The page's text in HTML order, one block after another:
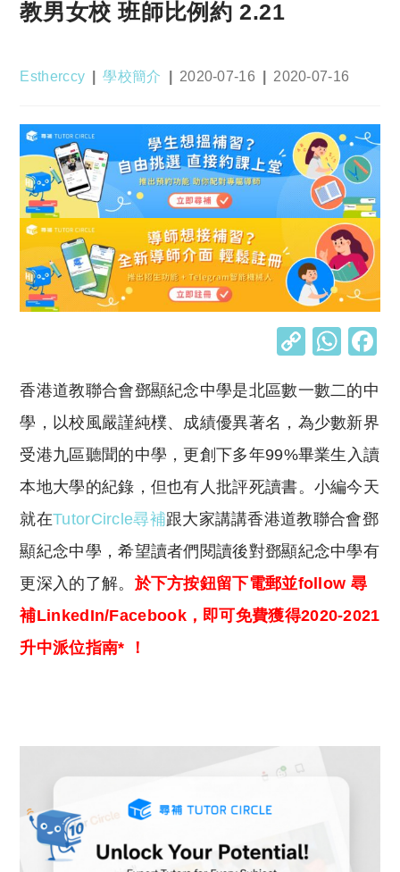
教男女校 班師比例約 2.21
Post
Estherccy
Post
學校簡介
Post
2020-07-16
Post
2020-07-16
C
p
y
Li
n
k
W
at
s
A
p
p
香港道教聯合會鄧顯紀念中學是北區數一數二的中
學，以校風嚴謹純樸、成績優異著名，為少數新界
受港九區聽聞的中學，更創下多年99%畢業生入讀
本地大學的紀錄，但也有人批評死讀書。小編今天
就在TutorCircle尋補跟大家講講香港道教聯合會鄧
顯紀念中學，希望讀者們閱讀後對鄧顯紀念中學有
更深入的了解。 於下方按鈕留下電郵並follow 尋
補LinkedIn/Facebook，即可免費獲得2020-2021
升中派位指南* ！